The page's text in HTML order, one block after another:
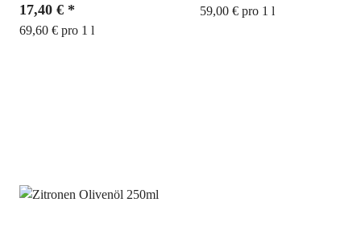
17,40 € *
69,60 € pro 1 l
59,00 € pro 1 l